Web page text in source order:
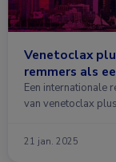
Venetoclax
remmers als
Een internationale
van venetoclax
21 jan. 2025